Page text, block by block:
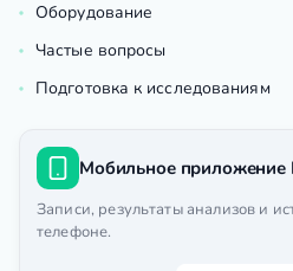
Оборудование
Частые вопросы
Подготовка к исследованиям
Мобильное приложение
Записи, результаты анализов и
телефоне.